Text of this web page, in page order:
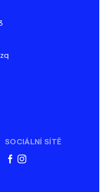
SOCIÁLNÍ SÍTĚ
facebook
instagram